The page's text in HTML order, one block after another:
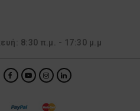
8:30 π.μ. - 17:30 μ.μ